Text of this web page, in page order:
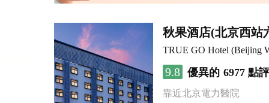
秋果酒店(北京西站
TRUE GO Hotel (Beijing
9.8 優異的 6977 點評
靠近北京電力醫院